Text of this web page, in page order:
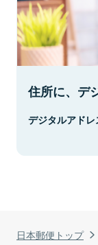
日本郵便トップ
住所に、デ
デジタルアドレ